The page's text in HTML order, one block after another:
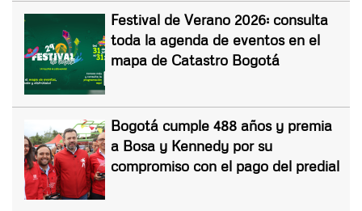
Festival de Verano 2026: consulta
toda la agenda de eventos en el
mapa de Catastro Bogotá
Bogotá cumple 488 años y premia
a Bosa y Kennedy por su
compromiso con el pago del predial